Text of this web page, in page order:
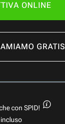
ONLINE
GRATIS
con SPID!